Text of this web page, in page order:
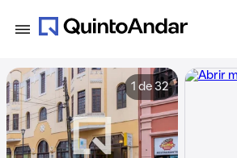
1 de 32